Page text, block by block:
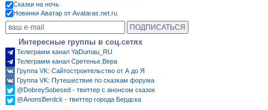
Сказки на ночь
Новинки Аватар от Avataras.net.ru
Интересные группы в соц.сетях
Телеграмм канал YaDumau_RU
Телеграмм канал Сретенье.Вера
Группа VK: Сайтостроительство от А до Я
Группа VK: Путешествие по сказкам форума
@DobreySobesed - твиттер с анонсом сказок
@AnonsBerdck - твиттер города Бердска